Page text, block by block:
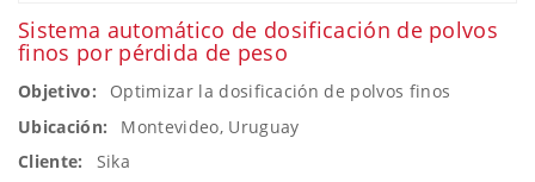
Sistema automático de dosificación de polvos
finos por pérdida de peso
Objetivo:
Optimizar la dosificación de polvos finos
Ubicación:
Montevideo, Uruguay
Cliente:
Sika